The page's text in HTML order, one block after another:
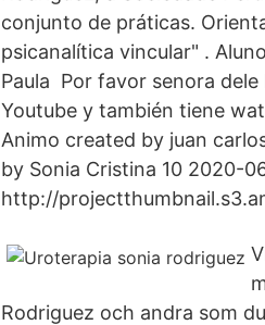
conjunto de práticas.
psicanalítica vincular" .
Paula Por favor senora
Youtube y también tiene
Animo created by juan
by Sonia Cristina 10 2020-
http://
Rodriguez och andra som